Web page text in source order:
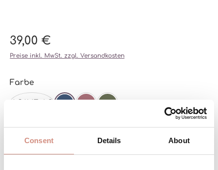
Consent Details About
39,00 €
Preise inkl. MwSt. zzgl. Versandkosten
Farbeauswählen
Größeauswählen